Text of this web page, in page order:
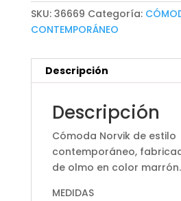
SKU: 36669 Categoría:
CONTEMPORÁNEO
Descripción
Descripción
Cómoda Norvik de estilo
contemporáneo,
de olmo en color marrón.
MEDIDAS